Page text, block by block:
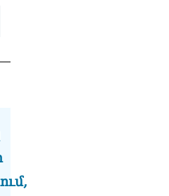
ՏԵՍԱՆՅՈւԹ․ «Այսօր ձեզ